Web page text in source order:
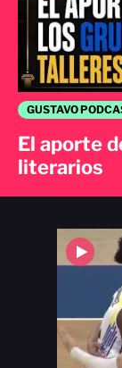
GUSTAVO
El aporte
literarios